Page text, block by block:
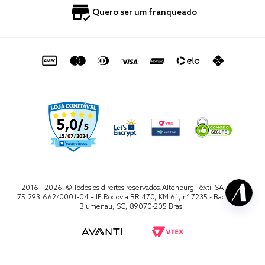
Política de Privacidade
0800 729 1588
sac@altenburg.com.br
Quero ser um franqueado
2016 - 2026. © Todos os direitos reservados.Altenburg Têxtil SA- CNPJ
75.293.662/0001-04 – IE Rodovia BR 470, KM 61, nº 7235 - Badenfurt,
Blumenau, SC, 89070-205 Brasil